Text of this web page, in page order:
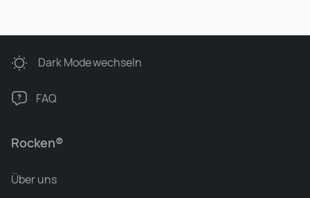
Rocken®
Über uns
Dark Modewechseln
FAQ